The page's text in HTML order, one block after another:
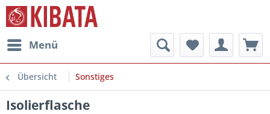
Menü
Übersicht Sonstiges
Isolierflasche